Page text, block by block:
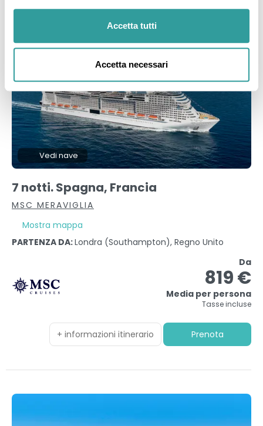
Accetta tutti
Accetta necessari
Vedi nave
7 notti. Spagna, Francia
MSC MERAVIGLIA
Mostra mappa
PARTENZA DA:Londra (southampton), Regno Unito
Da
819 €
Media per persona
Tasse incluse
+ informazioni itinerario Prenota